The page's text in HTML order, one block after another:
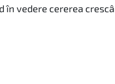
vedere cererea